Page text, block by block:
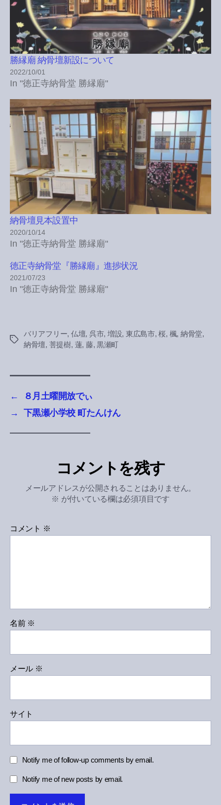
勝縁廟 納骨壇新設について
2022/10/01
In "徳正寺納骨堂 勝縁廟"
納骨壇見本設置中
2020/10/14
In "徳正寺納骨堂 勝縁廟"
徳正寺納骨堂『勝縁廟』進捗状況
2021/07/23
In "徳正寺納骨堂 勝縁廟"
Tags
バリアフリー, 仏壇, 呉市, 増設, 東広島市,桜, 楓, 納骨堂,
納骨壇, 菩提樹, 蓮, 藤, 黒瀬町
←
８月土曜開放でぃ
→
下黒瀬小学校 町たんけん
コメントを残す
メールアドレスが公開されることはありません。
※ が付いている欄は必須項目です
コメント ※
名前 ※
メール ※
サイト
Notify me of follow-up comments by email.
Notify me of new posts by email.